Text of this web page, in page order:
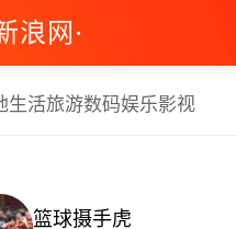
浪网·
生活旅游数码娱乐影视
篮球摄手虎